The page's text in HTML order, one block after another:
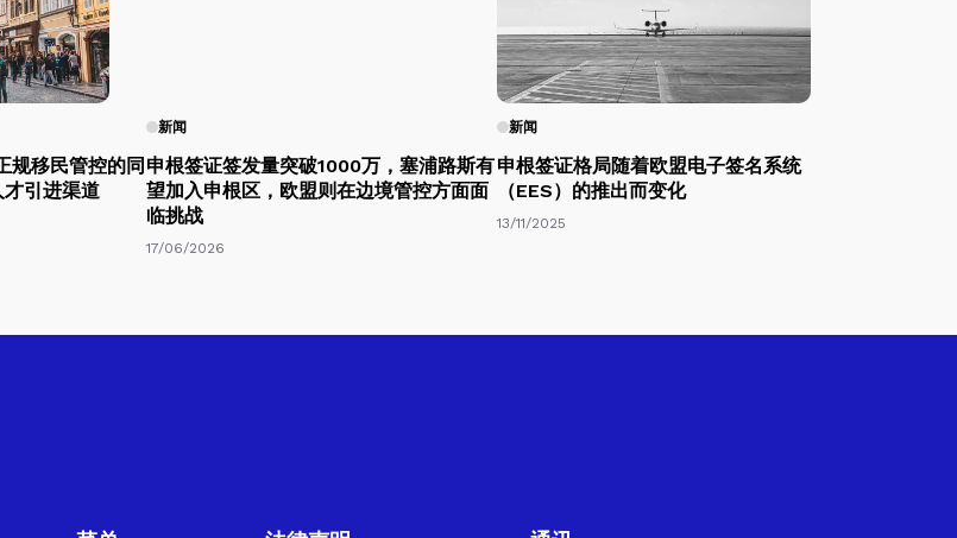
规移民管控的同
引进渠道
新闻
申根签证签发量突破1000万，塞浦路斯有
望加入申根区，欧盟则在边境管控方面面
临挑战
17/06/2026
新闻
申根签证格局随着欧盟电子签名系统
（EES）的推出而变化
13/11/2025